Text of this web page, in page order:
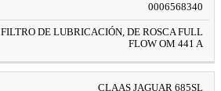
0006568340
FILTRO DE LUBRICACIÓN, DE ROSCA FULL
FLOW OM 441 A
CLAAS JAGUAR 685SL